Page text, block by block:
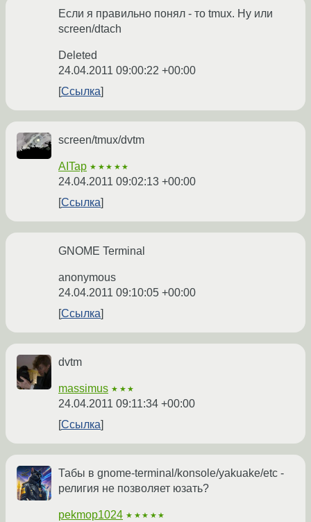
Если я правильно понял - то tmux. Ну или
screen/dtach
Deleted
24.04.2011 09:00:22 +00:00
Ссылка
screen/tmux/dvtm
AITap ★★★★★
24.04.2011 09:02:13 +00:00
Ссылка
GNOME Terminal
anonymous
24.04.2011 09:10:05 +00:00
Ссылка
dvtm
massimus ★★★
24.04.2011 09:11:34 +00:00
Ссылка
Табы в gnome-terminal/konsole/yakuake/etc -
религия не позволяет юзать?
pekmop1024 ★★★★★